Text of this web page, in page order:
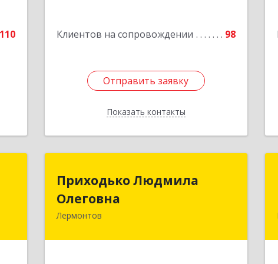
110 Клиентов на сопровождении 98
Отправить заявку
Показать контакты
Подробнее
Отправить заявку
Назад
Приходько Людмила
Олеговна
Лермонтов
Олеговна
357341, Лермонтов г, П.Лумумбы ул,